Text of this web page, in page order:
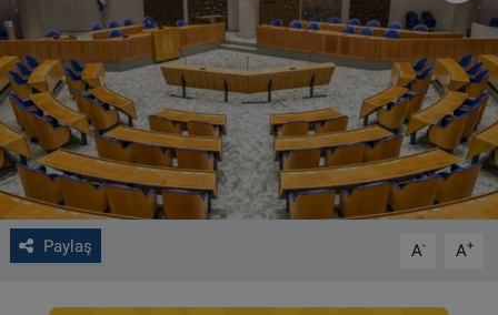
Paylaş A- A+
VIDEO GALERİ
ALGEMENE VOORWAARDEN
CONTACT
Çerez Politikası